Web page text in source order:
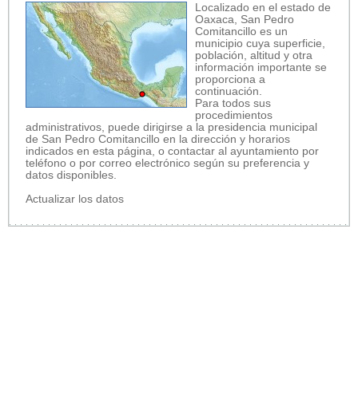
Localizado en el estado de
Oaxaca, San Pedro
Comitancillo es un
municipio cuya superficie,
población, altitud y otra
información importante se
proporciona a
continuación.
Para todos sus
procedimientos
administrativos, puede dirigirse a la presidencia municipal
de San Pedro Comitancillo en la dirección y horarios
indicados en esta página, o contactar al ayuntamiento por
teléfono o por correo electrónico según su preferencia y
datos disponibles.
Actualizar los datos